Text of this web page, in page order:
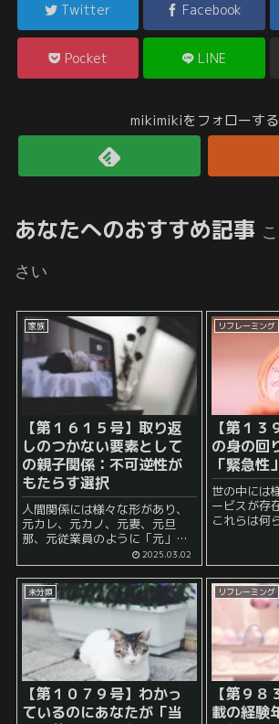
Twitter Facebook
Pocket LINE
mikimikiをフォローする
あなたへのおすすめ記事
さい
家族
【第１６１５号】取り返
しのつかない要素として
の親子関係：不可逆性が
もたらす選択
人間関係には様々な形があり、
元カレ、元カノ、元妻、元旦
那、元従業員のように「元」が
つく関係は、解消が可能です。
しかし、実子との親子関係は、
一度成立すると法律的に否定す
ることが困難です。 この不可逆
的な性質が、人生における「取...
2025.03.02
リフレーミング
【第１
の身の回
「緊急性
世の中には
ービスが存在し
これらは何
何らかの理
ん様々存在します
つに、 「
未分類
【第１０７９号】わかっ
ているのにあなたが「当
リフレーミング
【第９
載の経験